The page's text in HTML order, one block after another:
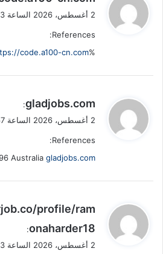
ق
ل
2 أغسطس، 2026 الساعة 3:03 م
References:
%random_anchor_text%
code.a100-cn.com/
ي
ق
ل
gladjobs.com
:
2 أغسطس، 2026 الساعة 4:57 م
References:
Australia gladjobs.com
ي
و
ل
profile/ram
onaharder18
:
2 أغسطس، 2026 الساعة 6:33 م